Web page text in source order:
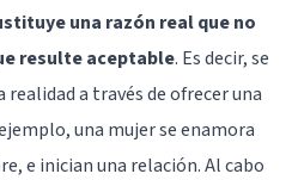
una razón real que no
resulte aceptable. Es decir, se
a través de ofrecer una
una mujer se enamora
e inician una relación. Al cabo